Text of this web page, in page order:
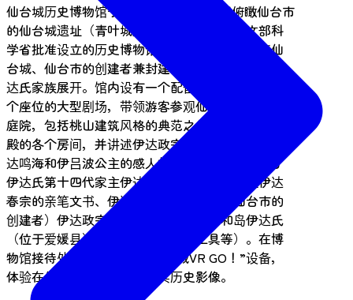
仙台城历史博物馆于1979年开馆，坐落于俯瞰仙台市
的仙台城遗址（青叶城遗址）上，是经日本文部科
学省批准设立的历史博物馆。馆内展品主要围绕仙
台城、仙台市的创建者兼封建领主伊达政宗以及伊
达氏家族展开。馆内设有一个配备300英寸屏幕和152
个座位的大型剧场，带领游客参观仙台城及其主要
庭院，包括桃山建筑风格的典范之作——大弘间大
殿的各个房间，并讲述伊达政宗、片仓小十郎、伊
达鸣海和伊吕波公主的感人故事。博物馆还展出了
伊达氏第十四代家主伊达种宗和第十五代家主伊达
春宗的亲笔文书、伊达氏第十七代家主（仙台市的
创建者）伊达政宗的信件、刀剑以及宇和岛伊达氏
（位于爱媛县）的婚礼用品（化妆工具等）。在博
物馆接待处，您可以租借“仙台城VR GO！”设备，
体验在仙台城遗址的虚拟现实历史影像。